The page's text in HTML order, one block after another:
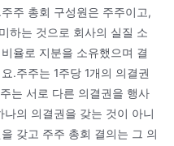
주 총회 구성원은 주주이고,
하는 것으로 회사의 실질 소
율로 지분을 소유했으며 결
.주주는 1주당 1개의 의결권
는 서로 다른 의결권을 행사
의 의결권을 갖는 것이 아니
갖고 주주 총회 결의는 그 의